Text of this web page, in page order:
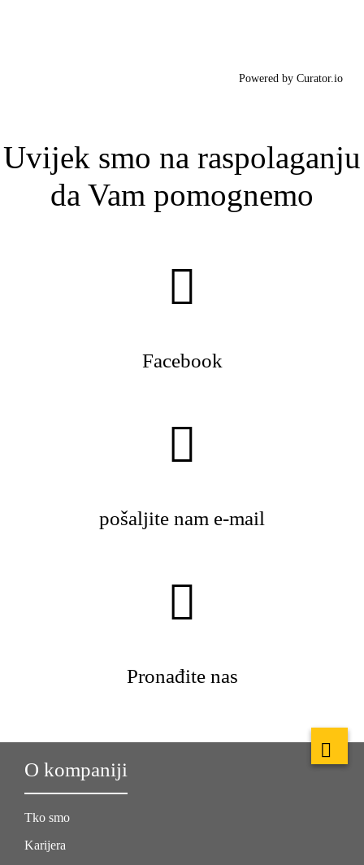
Powered by Curator.io
Uvijek smo na raspolaganju
da Vam pomognemo
Facebook
pošaljite nam e-mail
Pronađite nas
O kompaniji
Tko smo
Karijera